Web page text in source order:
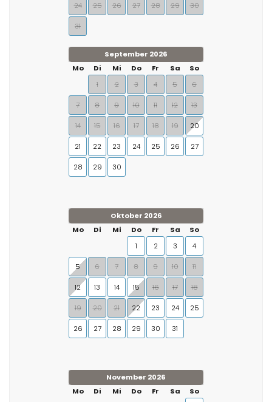
24 25 26 27 28 29 30
31
September 2026
Mo
Di Mi Do Fr Sa
So
1
2 3 4 5 6
7 8 9 10 11 12 13
14 15 16 17 18 19 20
21 22 23 24 25 26 27
28 29 30
Oktober 2026
Mo
Di Mi Do Fr Sa
So
1
2 3 4
5 6 7 8 9 10 11
12 13 14 15 16 17 18
19 20 21 22 23 24 25
26 27 28 29 30 31
November 2026
Mo
Di Mi Do Fr Sa
So